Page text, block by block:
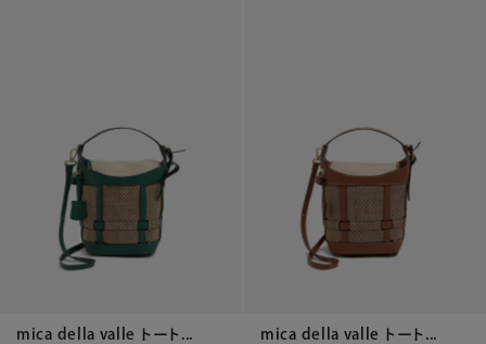
mica della valle トート...
mica della valle トート...